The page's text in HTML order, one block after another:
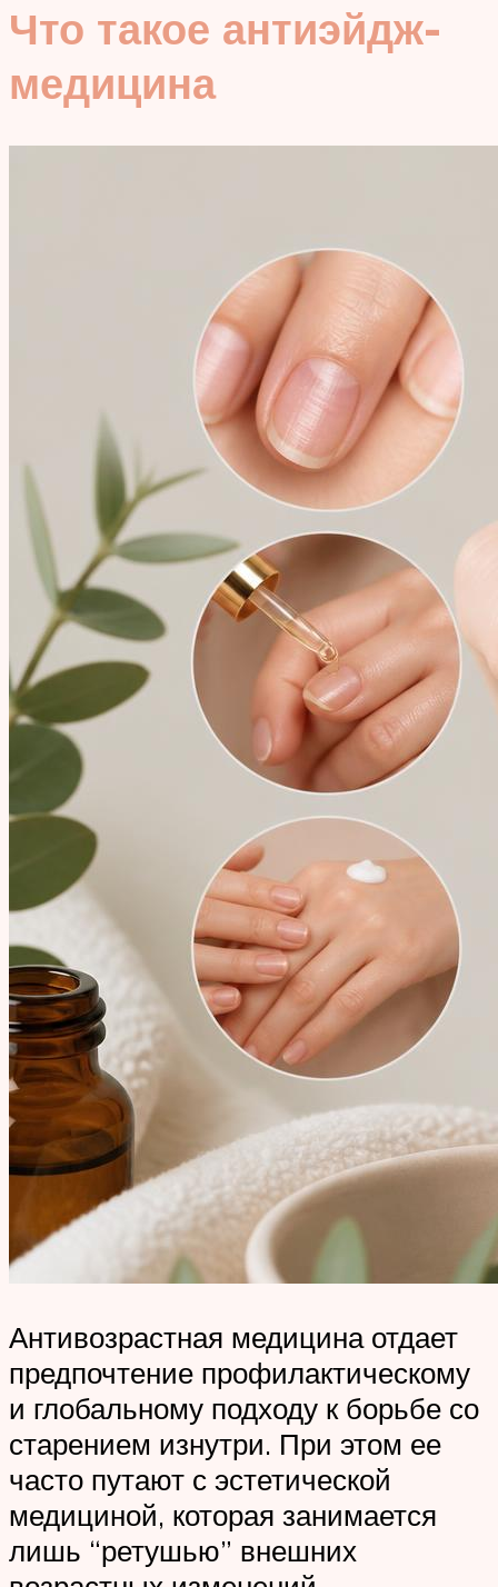
Что такое антиэйдж-
медицина
Антивозрастная медицина отдает
предпочтение профилактическому
и глобальному подходу к борьбе со
старением изнутри. При этом ее
часто путают с эстетической
медициной, которая занимается
лишь “ретушью” внешних